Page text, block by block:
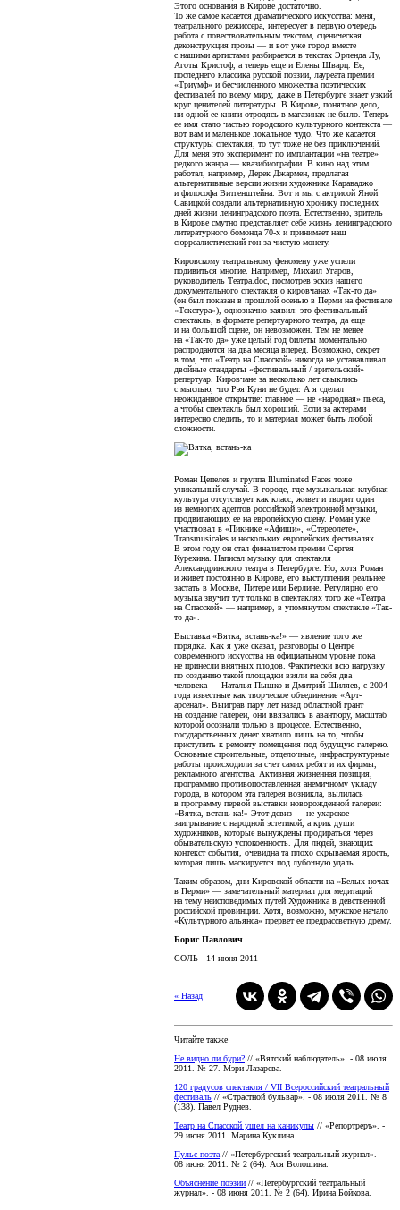
Этого основания в Кирове достаточно.
То же самое касается драматического искусства: меня,
театрального режиссера, интересует в первую очередь
работа с повествовательным текстом, сценическая
деконструкция прозы — и вот уже город вместе
с нашими артистами разбирается в текстах Эрленда Лу,
Аготы Кристоф, а теперь еще и Елены Шварц. Ее,
последнего классика русской поэзии, лауреата премии
«Триумф» и бесчисленного множества поэтических
фестивалей по всему миру, даже в Петербурге знает узкий
круг ценителей литературы. В Кирове, понятное дело,
ни одной ее книги отродясь в магазинах не было. Теперь
ее имя стало частью городского культурного контекста —
вот вам и маленькое локальное чудо. Что же касается
структуры спектакля, то тут тоже не без приключений.
Для меня это эксперимент по имплантации «на театре»
редкого жанра — квазибиографии. В кино над этим
работал, например, Дерек Джармен, предлагая
альтернативные версии жизни художника Караваджо
и философа Витгенштейна. Вот и мы с актрисой Яной
Савицкой создали альтернативную хронику последних
дней жизни ленинградского поэта. Естественно, зритель
в Кирове смутно представляет себе жизнь ленинградского
литературного бомонда 70-х и принимает наш
сюрреалистический гон за чистую монету.
Кировскому театральному феномену уже успели
подивиться многие. Например, Михаил Угаров,
руководитель Театра.doc, посмотрев эскиз нашего
документального спектакля о кировчанах «Так-то да»
(он был показан в прошлой осенью в Перми на фестивале
«Текстура»), однозначно заявил: это фестивальный
спектакль, в формате репертуарного театра, да еще
и на большой сцене, он невозможен. Тем не менее
на «Так-то да» уже целый год билеты моментально
распродаются на два месяца вперед. Возможно, секрет
в том, что «Театр на Спасской» никогда не устанавливал
двойные стандарты «фестивальный / зрительский»
репертуар. Кировчане за несколько лет свыклись
с мыслью, что Рэя Куни не будет. А я сделал
неожиданное открытие: главное — не «народная» пьеса,
а чтобы спектакль был хороший. Если за актерами
интересно следить, то и материал может быть любой
сложности.
Роман Цепелев и группа Illuminated Faces тоже
уникальный случай. В городе, где музыкальная клубная
культура отсутствует как класс, живет и творит один
из немногих адептов роcсийской электронной музыки,
продвигающих ее на европейскую сцену. Роман уже
участвовал в «Пикнике «Афиши», «Стереолете»,
Transmusicales и нескольких европейских фестивалях.
В этом году он стал финалистом премии Сергея
Курехина. Написал музыку для спектакля
Александринского театра в Петербурге. Но, хотя Роман
и живет постоянно в Кирове, его выступления реальнее
застать в Москве, Питере или Берлине. Регулярно его
музыка звучит тут только в спектаклях того же «Театра
на Спасской» — например, в упомянутом спектакле «Так-
то да».
Выставка «Вятка, встань-ка!» — явление того же
порядка. Как я уже сказал, разговоры о Центре
современного искусства на официальном уровне пока
не принесли внятных плодов. Фактически всю нагрузку
по созданию такой площадки взяли на себя два
человека — Наталья Пышко и Дмитрий Шиляев, с 2004
года известные как творческое объединение «Арт-
арсенал». Выиграв пару лет назад областной грант
на создание галереи, они ввязались в авантюру, масштаб
которой осознали только в процессе. Естественно,
государственных денег хватило лишь на то, чтобы
приступить к ремонту помещения под будущую галерею.
Основные строительные, отделочные, инфраструктурные
работы происходили за счет самих ребят и их фирмы,
рекламного агентства. Активная жизненная позиция,
программно противопоставленная анемичному укладу
города, в котором эта галерея возникла, вылилась
в программу первой выставки новорожденной галереи:
«Вятка, встань-ка!» Этот девиз — не ухарское
заигрывание с народной эстетикой, а крик души
художников, которые вынуждены продираться через
обывательскую успокоенность. Для людей, знающих
контекст события, очевидна та плохо скрываемая ярость,
которая лишь маскируется под лубочную удаль.
Таким образом, дни Кировской области на «Белых ночах
в Перми» — замечательный материал для медитаций
на тему неисповедимых путей Художника в девственной
российской провинции. Хотя, возможно, мужское начало
«Культурного альянса» прервет ее предрассветную дрему.
Борис Павлович
СОЛЬ - 14 июня 2011
« Назад
Читайте также
Не видно ли бури? // «Вятский наблюдатель». - 08 июля
2011. № 27. Мэри Лазарева.
120 градусов спектакля / VII Всероссийский театральный
фестиваль // «Страстной бульвар». - 08 июля 2011. № 8
(138). Павел Руднев.
Театр на Спасской ушел на каникулы // «Репортреръ». -
29 июня 2011. Марина Куклина.
Пульс поэта // «Петербургский театральный журнал». -
08 июня 2011. № 2 (64). Ася Волошина.
Объяснение поэзии // «Петербургский театральный
журнал». - 08 июня 2011. № 2 (64). Ирина Бойкова.